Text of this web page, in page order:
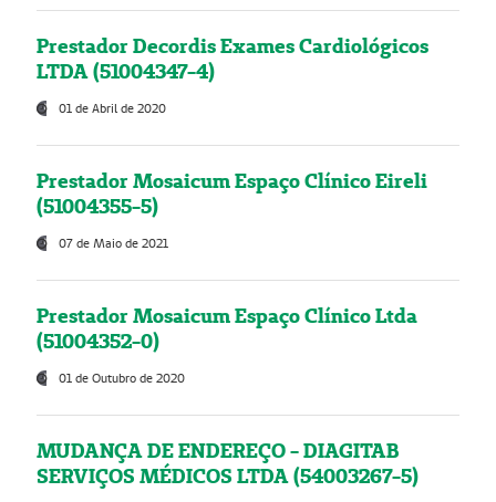
Prestador Decordis Exames Cardiológicos
LTDA (51004347-4)
01 de Abril de 2020
Prestador Mosaicum Espaço Clínico Eireli
(51004355-5)
07 de Maio de 2021
Prestador Mosaicum Espaço Clínico Ltda
(51004352-0)
01 de Outubro de 2020
MUDANÇA DE ENDEREÇO - DIAGITAB
SERVIÇOS MÉDICOS LTDA (54003267-5)